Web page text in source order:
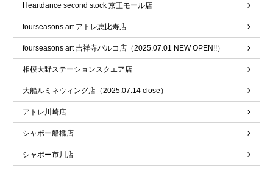
Heartdance second stock 京王モール店
fourseasons art アトレ恵比寿店
fourseasons art 吉祥寺パルコ店（2025.07.01 NEW OPEN!!）
相模大野ステーションスクエア店
大船ルミネウィング店（2025.07.14 close）
アトレ川崎店
シャポー船橋店
シャポー市川店